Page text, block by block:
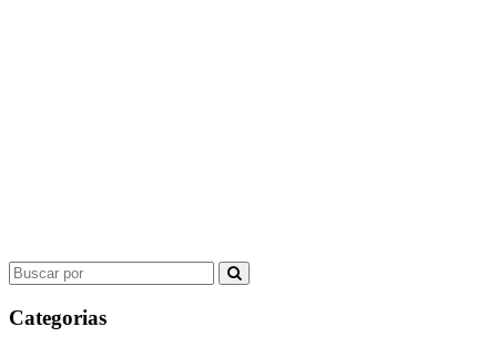
Search
for:
Categorias